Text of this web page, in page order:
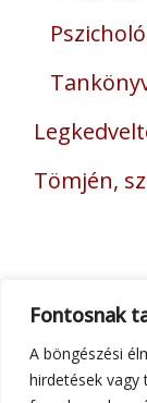
Fontosnak
A böngészési
hirdetések vagy
Tömjén,